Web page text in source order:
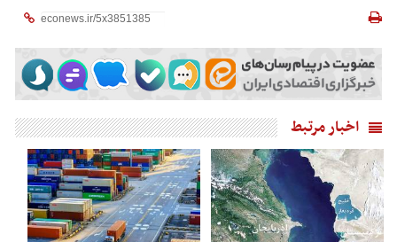
اخبار مرتبط